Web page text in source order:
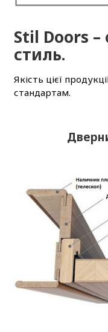
Stil Doors –
стиль.
Якість цієї
стандартам.